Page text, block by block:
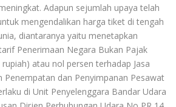
Adapun sejumlah upaya telah
mengendalikan harga tiket di tengah
diantaranya yaitu menetapkan
Penerimaan Negara Bukan Pajak
atau nol persen terhadap Jasa
Penempatan dan Penyimpanan Pesawat
di Unit Penyelenggara Bandar Udara